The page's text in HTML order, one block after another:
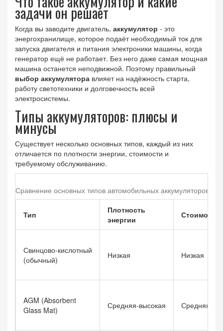
задачи он решает
Когда вы заводите двигатель, аккумулятор - это
энергохранилище, которое подаёт необходимый ток для
запуска двигателя и питания электроники машины, когда
генератор ещё не работает. Без него даже самая мощная
машина останется неподвижной. Поэтому правильный
выбор аккумулятора влияет на надёжность старта,
работу светотехники и долговечность всей
электросистемы.
Типы аккумуляторов: плюсы и
минусы
Существует несколько основных типов, каждый из них
отличается по плотности энергии, стоимости и
требуемому обслуживанию.
Сравнение основных типов автомобильных аккумуляторов
Тип
Плотность
энергии
Стоимость
Свинцово‑кислотный
(обычный)
Низкая Низкая
AGM (Absorbent
Glass Mat)
Средняя‑высокая